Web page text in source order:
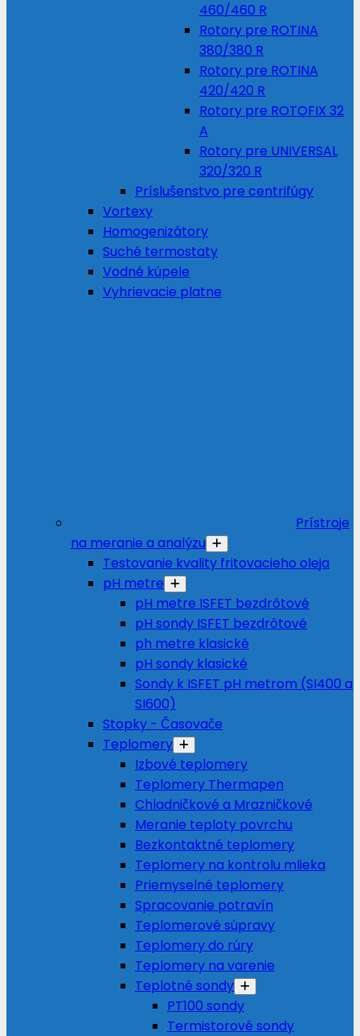
460/460 R
Rotory pre ROTINA
380/380 R
Rotory pre ROTINA
420/420 R
Rotory pre ROTOFIX 32
A
Rotory pre UNIVERSAL
320/320 R
Príslušenstvo pre centrifúgy
Vortexy
Homogenizátory
Suché termostaty
Vodné kúpele
Vyhrievacie platne
Prístroje
na meranie a analýzu
Testovanie kvality fritovacieho oleja
pH metre
pH metre ISFET bezdrôtové
pH sondy ISFET bezdrôtové
ph metre klasické
pH sondy klasické
Sondy k ISFET pH metrom (SI400 a
SI600)
Stopky - Časovače
Teplomery
Izbové teplomery
Teplomery Thermapen
Chladničkové a Mrazničkové
Meranie teploty povrchu
Bezkontaktné teplomery
Teplomery na kontrolu mlieka
Priemyselné teplomery
Spracovanie potravín
Teplomerové súpravy
Teplomery do rúry
Teplomery na varenie
Teplotné sondy
PT100 sondy
Termistorové sondy